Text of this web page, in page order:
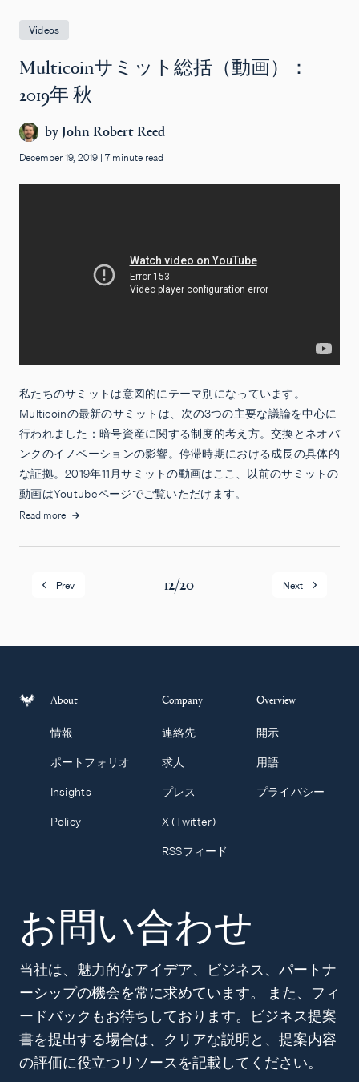
Videos
Multicoinサミット総括（動画）：
2019年 秋
byJohn Robert Reed
December 19, 2019 | 7 minute read
私たちのサミットは意図的にテーマ別になっています。
Multicoinの最新のサミットは、次の3つの主要な議論を中心に
行われました：暗号資産に関する制度的考え方。交換とネオバ
ンクのイノベーションの影響。停滞時期における成長の具体的
な証拠。2019年11月サミットの動画はここ、以前のサミットの
動画はYoutubeページでご覧いただけます。
Read more
Prev 12/20 Next
About
情報
ポートフォリオ
Insights
Policy
Company
連絡先
求人
プレス
X (Twitter)
RSSフィード
Overview
開示
用語
プライバシー
お問い合わせ
当社は、魅力的なアイデア、ビジネス、パートナ
ーシップの機会を常に求めています。 また、フィ
ードバックもお待ちしております。ビジネス提案
書を提出する場合は、クリアな説明と、提案内容
の評価に役立つリソースを記載してください。